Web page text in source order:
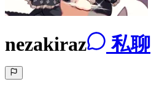
nezakiraz 私聊